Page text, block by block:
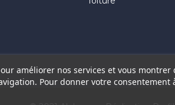
améliorer nos services et vous montrer
Pour donner votre consentement